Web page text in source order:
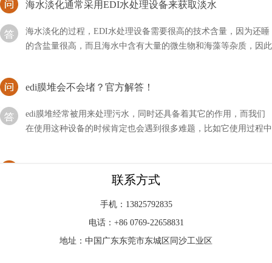
的含盐量很高，而且海水中含有大量的微生物和海藻等杂质，因此
我们通常使用蒸馏法和反渗透法相结合，来获取淡水
在使用这种设备的时候肯定也会遇到很多难题，比如它使用过程中
会不会堵塞呢？
EDI（Electronic Data Interchange，电子数据交换）供应商是指提供
edi系统由哪几部分组成？
联系方式
手机：13825792835
电话：+86 0769-22658831
地址：中国广东东莞市东城区同沙工业区